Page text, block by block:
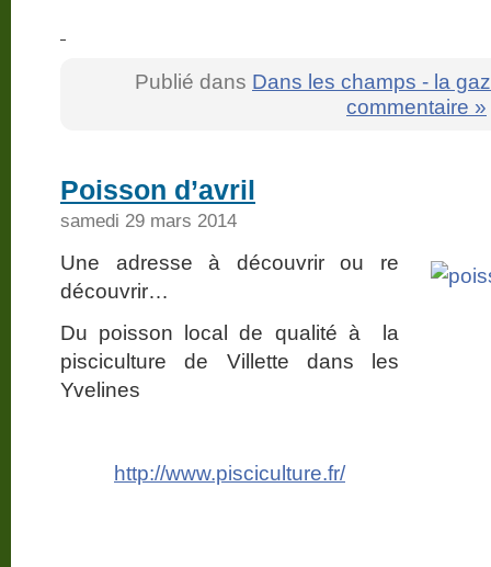
Publié dans Dans les champs - la
commentaire »
Poisson d’avril
samedi 29 mars 2014
Une adresse à découvrir ou re
découvrir…
Du poisson local de qualité à la
pisciculture de Villette dans les
Yvelines
http://www.pisciculture.fr/